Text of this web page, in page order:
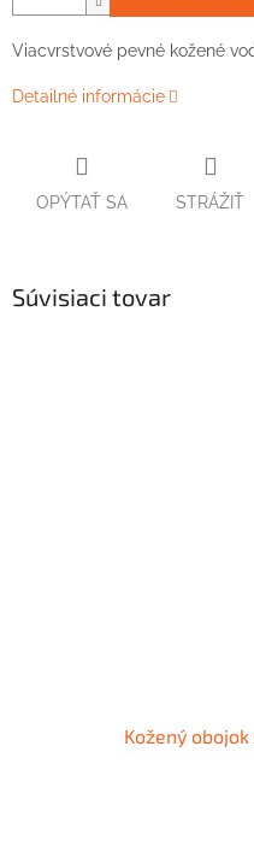
Viacvrstvové pevné kožené
Detailné informácie
OPÝTAŤ SA STRÁŽIŤ
Súvisiaci tovar
Kožený